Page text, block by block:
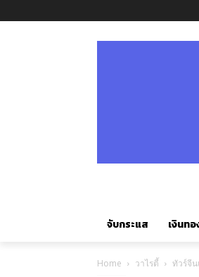
จับกระแส เงินท
Home วาไรตี้ ทัวร์จี